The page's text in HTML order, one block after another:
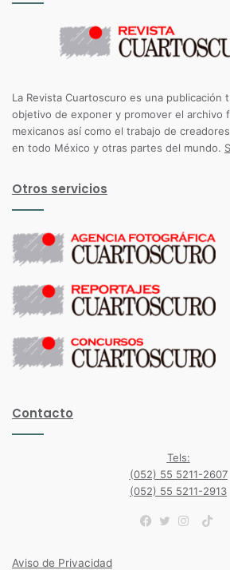
La Revista Cuartoscuro es una publicación
objetivo de exponer y promover el archivo
mexicanos así como el trabajo de
en todo México y otras partes del mundo.
Otros servicios
Contacto
Tels:
(052) 55 5211-2607
(052) 55 5211-2913
Aviso de Privacidad